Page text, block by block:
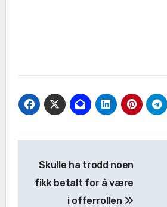
Skulle ha trodd noen
fikk betalt for å være
i offerrollen